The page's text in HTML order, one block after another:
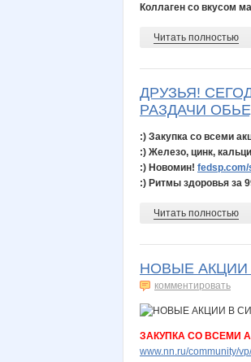
Коллаген со вкусом
Читать полностью
ДРУЗЬЯ!
РАЗДАЧИ
:) Закупка со всеми
:) Железо, цинк,
:) Новомин!
:) Ритмы здоровья за
Читать полностью
НОВЫЕ
комментировать
ЗАКУПКА СО ВСЕМИ
www.nn.ru/community/